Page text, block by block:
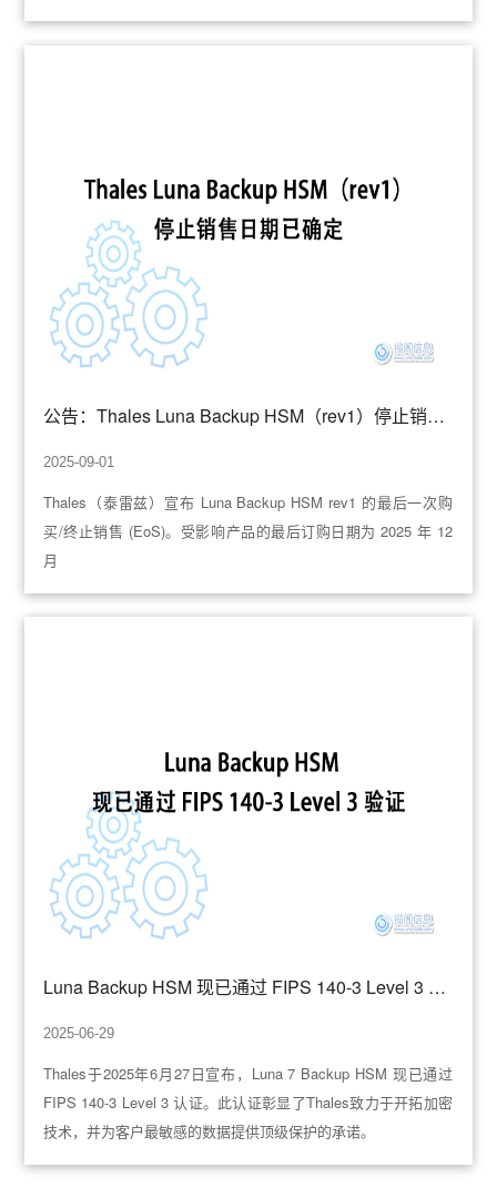
公告：Thales Luna Backup HSM（rev1）停止销售日期已确定
2025-09-01
Thales（泰雷兹）宣布 Luna Backup HSM rev1 的最后一次购
买/终止销售 (EoS)。受影响产品的最后订购日期为 2025 年 12
月
Luna Backup HSM 现已通过 FIPS 140-3 Level 3 验证
2025-06-29
Thales于2025年6月27日宣布，Luna 7 Backup HSM 现已通过
FIPS 140-3 Level 3 认证。此认证彰显了Thales致力于开拓加密
技术，并为客户最敏感的数据提供顶级保护的承诺。